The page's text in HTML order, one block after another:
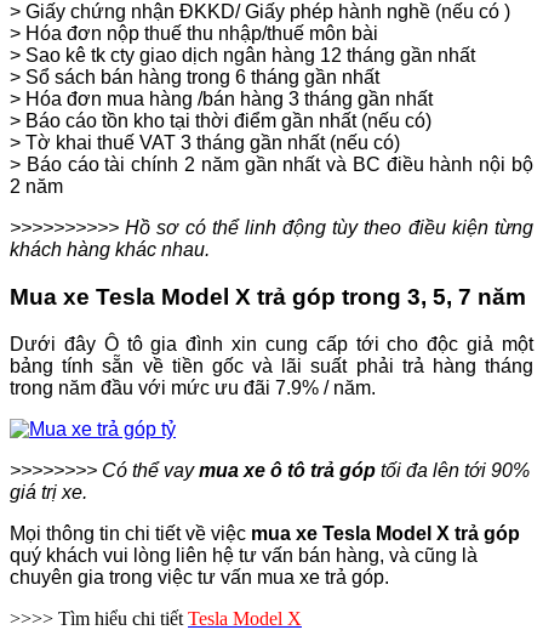
> Giấy chứng nhận ĐKKD/ Giấy phép hành nghề (nếu có )
> Hóa đơn nộp thuế thu nhập/thuế môn bài
> Sao kê tk cty giao dịch ngân hàng 12 tháng gần nhất
> Sổ sách bán hàng trong 6 tháng gần nhất
> Hóa đơn mua hàng /bán hàng 3 tháng gần nhất
> Báo cáo tồn kho tại thời điểm gần nhất (nếu có)
> Tờ khai thuế VAT 3 tháng gần nhất (nếu có)
> Báo cáo tài chính 2 năm gần nhất và BC điều hành nội bộ
2 năm
>>>>>>>>>> Hồ sơ có thể linh động tùy theo điều kiện từng
khách hàng khác nhau.
Mua xe Tesla Model X trả góp trong 3, 5, 7 năm
Dưới đây Ô tô gia đình xin cung cấp tới cho độc giả một
bảng tính sẵn về tiền gốc và lãi suất phải trả hàng tháng
trong năm đầu với mức ưu đãi 7.9% / năm.
>>>>>>>> Có thể vaymua xe ô tô trả góp tối đa lên tới 90%
giá trị xe.
Mọi thông tin chi tiết về việc mua xe Tesla Model X trả góp
quý khách vui lòng liên hệ tư vấn bán hàng, và cũng là
chuyên gia trong việc tư vấn mua xe trả góp.
>>>> Tìm hiểu chi tiết Tesla Model X